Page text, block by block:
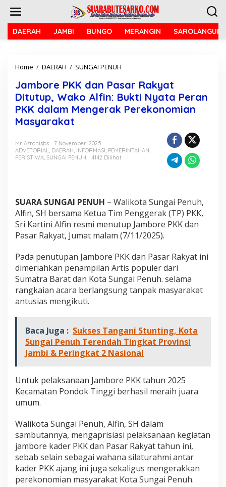
DAERAH JAMBI BUNGO MERANGIN SAROLANGUN
Home / DAERAH / SUNGAI PENUH
m
b
o
K
s
a
r
R
a
y
a
t
D
i
u
p
,
W
k
o
A
i
n
:
B
u
k
t
Jambore PKK dan Pasar Rakyat
Ditutup, Wako Alfin: Bukti Nyata Peran
PKK dalam Mengerak Perekonomian
Masyarakat
Mr Azronisbs
7 November, 2025
ADVETORIAL, DAERAH, INFORMASI, PEMERINTAHAN,
PERISTIWA, SUNGAI PENUH 4142 Dilihat
SUARA SUNGAI PENUH – Walikota Sungai Penuh,
Alfin, SH bersama Ketua Tim Penggerak (TP) PKK,
Sri Kartini Alfin resmi menutup Jambore PKK dan
Pasar Rakyat, Jumat malam (7/11/2025).
Pada penutupan Jambore PKK dan Pasar Rakyat ini
dimeriahkan penampilan Artis populer dari
Sumatra Barat dan Kota Sungai Penuh. selama
rangkaian acara berlangsung tanpak masyarakat
antusias mengikuti.
Baca Juga : Sukses Tangani Stunting, Kota
Sungai Penuh Terendah Tingkat Provinsi
Jambi & Peringkat 2 Nasional
Untuk pelaksanaan Jambore PKK tahun 2025
Kecamatan Pondok Tinggi berhasil meraih juara
umum.
Walikota Sungai Penuh, Alfin, SH dalam
sambutannya, mengaprisiasi pelaksanaan kegiatan
jambore kader PKK dan Pasar Rakyat tahun ini,
sebab selain sebagai wahana silaturahmi antar
kader PKK ajang ini juga sekaligus mengerakkan
perekonomian masyarakat Kota Sungai Penuh.